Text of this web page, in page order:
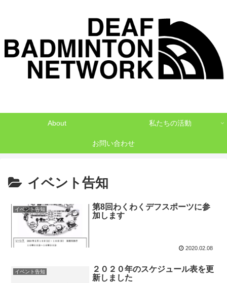
About 私たちの活動
お問い合わせ
イベント告知
イベント告知
第8回わくわくデフスポーツに参
加します
2020.02.08
イベント告知
２０２０年のスケジュール表を更
新しました